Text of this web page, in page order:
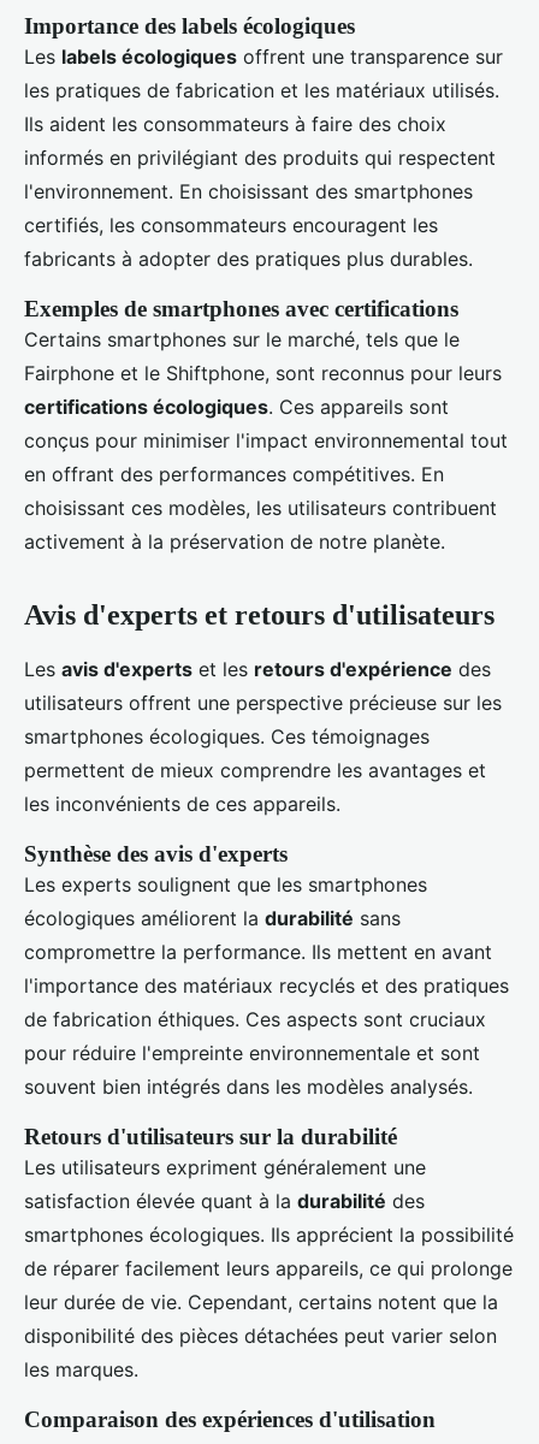
Importance des labels écologiques
Les labels écologiques offrent une transparence sur
les pratiques de fabrication et les matériaux utilisés.
Ils aident les consommateurs à faire des choix
informés en privilégiant des produits qui respectent
l'environnement. En choisissant des smartphones
certifiés, les consommateurs encouragent les
fabricants à adopter des pratiques plus durables.
Exemples de smartphones avec certifications
Certains smartphones sur le marché, tels que le
Fairphone et le Shiftphone, sont reconnus pour leurs
certifications écologiques. Ces appareils sont
conçus pour minimiser l'impact environnemental tout
en offrant des performances compétitives. En
choisissant ces modèles, les utilisateurs contribuent
activement à la préservation de notre planète.
Avis d'experts et retours d'utilisateurs
Les avis d'experts et les retours d'expérience des
utilisateurs offrent une perspective précieuse sur les
smartphones écologiques. Ces témoignages
permettent de mieux comprendre les avantages et
les inconvénients de ces appareils.
Synthèse des avis d'experts
Les experts soulignent que les smartphones
écologiques améliorent la durabilité sans
compromettre la performance. Ils mettent en avant
l'importance des matériaux recyclés et des pratiques
de fabrication éthiques. Ces aspects sont cruciaux
pour réduire l'empreinte environnementale et sont
souvent bien intégrés dans les modèles analysés.
Retours d'utilisateurs sur la durabilité
Les utilisateurs expriment généralement une
satisfaction élevée quant à la durabilité des
smartphones écologiques. Ils apprécient la possibilité
de réparer facilement leurs appareils, ce qui prolonge
leur durée de vie. Cependant, certains notent que la
disponibilité des pièces détachées peut varier selon
les marques.
Comparaison des expériences d'utilisation